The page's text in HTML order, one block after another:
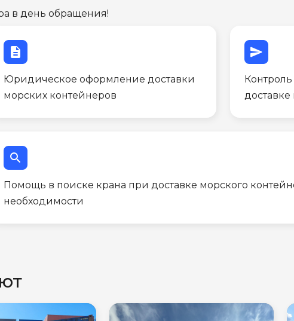
в день обращения!
description
Юридическое оформление доставки
морских контейнеров
send
search
Помощь в поиске крана при доставке морского
необходимости